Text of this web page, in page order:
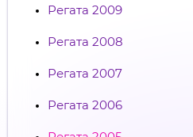
Регата 2009
Регата 2008
Регата 2007
Регата 2006